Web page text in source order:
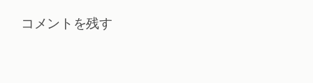
コメントを残す